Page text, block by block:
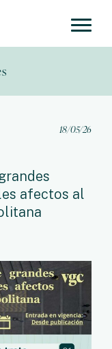
18/05/26
afectos al